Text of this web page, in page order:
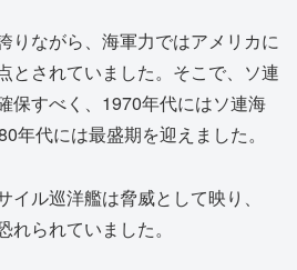
りながら、海軍力ではアメリカに
とされていました。そこで、ソ連
保すべく、1970年代にはソ連海
年代には最盛期を迎えました。
ル巡洋艦は脅威として映り、
れられていました。